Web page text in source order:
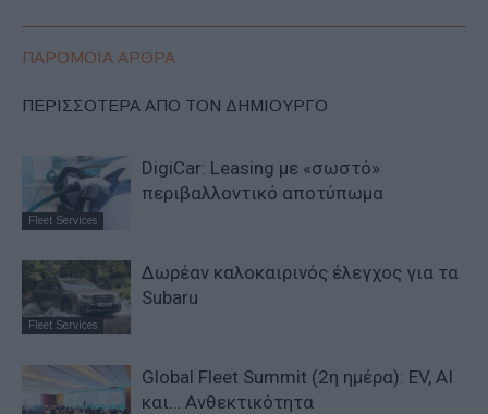
ΠΑΡΟΜΟΙΑ ΑΡΘΡΑ
ΠΕΡΙΣΣΟΤΕΡΑ ΑΠΟ ΤΟΝ ΔΗΜΙΟΥΡΓΟ
Fleet Services
DigiCar: Leasing με «σωστό»
περιβαλλοντικό αποτύπωμα
Fleet Services
Δωρέαν καλοκαιρινός έλεγχος για τα
Subaru
Global Fleet Summit (2η ημέρα): EV, AI
και… Ανθεκτικότητα